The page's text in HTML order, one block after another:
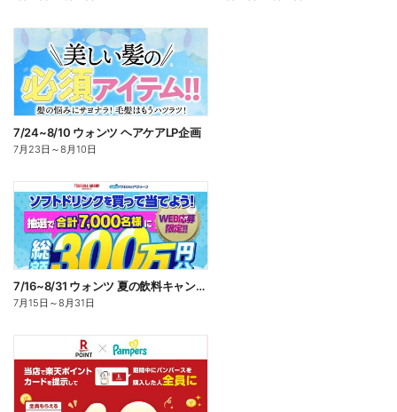
7/24~8/10 ウォンツ ヘアケアLP企画
7月23日 ～8月10日
7/16~8/31 ウォンツ 夏の飲料キャンペーン
7月15日 ～8月31日